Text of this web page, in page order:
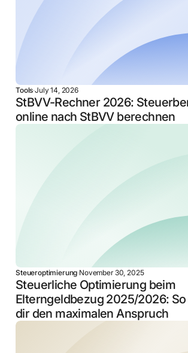
Tools·July 14, 2026
StBVV-Rechner 2026:
online nach StBVV berechnen
Steueroptimierung·November 30, 2025
Steuerliche Optimierung beim
Elterngeldbezug 2025/2026:
dir den maximalen Anspruch